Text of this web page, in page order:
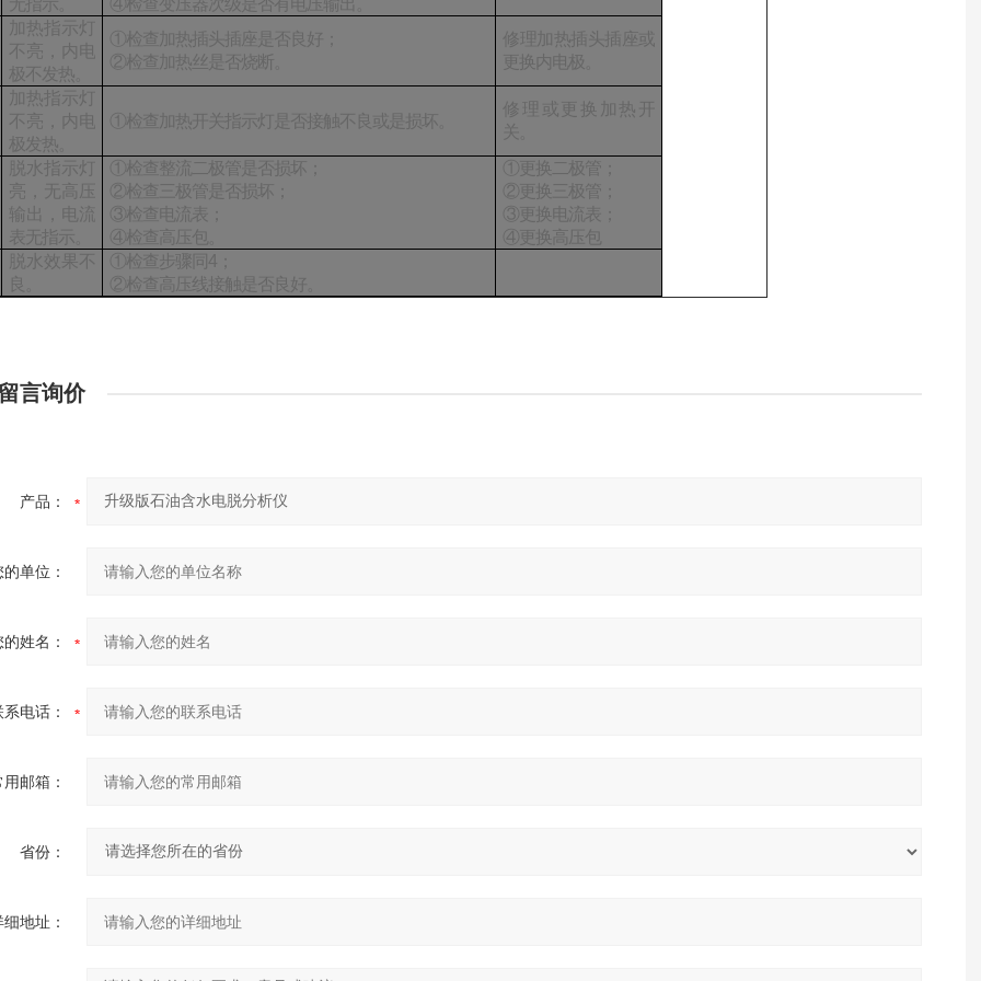
无指示。
④检查变压器次级是否有电压输出。
加热指示灯
不亮，内电
极不发热。
①检查加热插头插座是否良好；
②检查加热丝是否烧断。
修理加热插头插座或
更换内电极。
加热指示灯
不亮，内电
极发热。
①检查加热开关指示灯是否接触不良或是损坏。
修理或更换加热开
关。
脱水指示灯
亮，无高压
输出，电流
表无指示。
①检查整流二极管是否损坏；
②检查三极管是否损坏；
③检查电流表；
④检查高压包。
①更换二极管；
②更换三极管；
③更换电流表；
④更换高压包
脱水效果不
良。
①检查步骤同 4 ；
②检查高压线接触是否良好。
留言询价
产品：
的单位：
的姓名：
系电话：
用邮箱：
省份：
细地址：